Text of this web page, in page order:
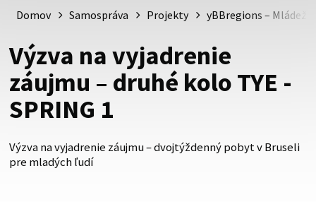
psk.sk.
Táto stránka je zabezpečená
Buďte pozorní a vždy sa uistite, že zdieľate informácie iba
cez zabezpečenú webovú stránku. Zabezpečená stránka
vždy začína https:// pred názvom domény webového sídla.
Domov Samospráva Projekty yBBregions – Mládež
Výzva na vyjadrenie
záujmu – druhé kolo TYE -
SPRING 1
Výzva na vyjadrenie záujmu – dvojtýždenný pobyt v Bruseli
pre mladých ľudí